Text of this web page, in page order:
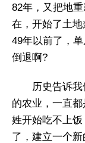
82年，又把地
在，开始了土
49年以前了，
倒退啊?
历史告诉
的农业，一直
姓开始吃不上
了，建立一个